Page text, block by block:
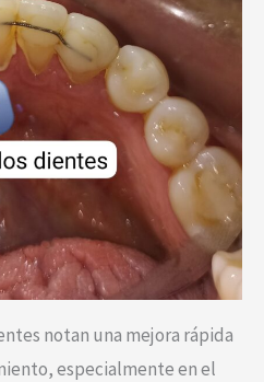
notan una mejora rápida
especialmente en el